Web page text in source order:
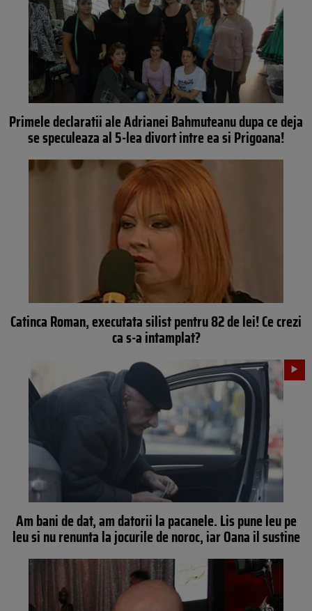
Primele declaratii ale Adrianei Bahmuteanu dupa ce deja
se speculeaza al 5-lea divort intre ea si Prigoana!
Catinca Roman, executata silist pentru 82 de lei! Ce crezi
ca s-a intamplat?
Am bani de dat, am datorii la pacanele. Lis pune leu pe
leu si nu renunta la jocurile de noroc, iar Oana il sustine